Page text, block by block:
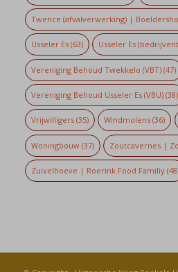
Twence (afvalverwerking) |
Usseler Es(63) Usseler Es
Vereniging Behoud Twekkelo (VBT)(47)
Vereniging Behoud Usseler Es (VBU)(38)
Vrijwilligers(35) Windmolens (36)
Woningbouw(37) Zoutcavernes |
Zuivelhoeve | Roerink Food Familiy